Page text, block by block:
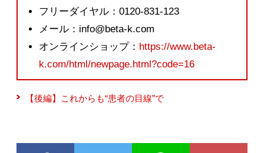
フリーダイヤル：0120-831-123
メール：info@beta-k.com
オンラインショップ： https://www.beta-
k.com/html/newpage.html?code=16
【後編】これからも“患者の目線”で